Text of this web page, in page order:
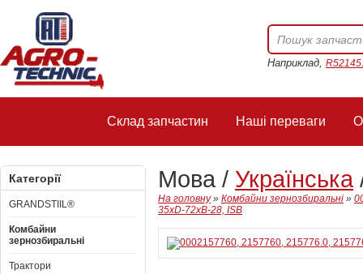
Наприклад,
Склад запчастин Наші переваги
Категорії
GRANDSTIIL®
Комбайни
зернозбиральні
Трактори
Мова / Українська
На головну» Комбайни зернозбиральні »
35xD-72xB-28, ISB